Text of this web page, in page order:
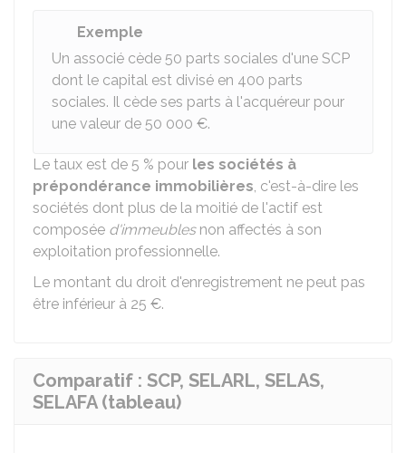
Exemple
Un associé cède 50 parts sociales d'une SCP
dont le capital est divisé en 400 parts
sociales. Il cède ses parts à l'acquéreur pour
une valeur de 50 000 €.
Le taux est de 5 % pour les sociétés à
prépondérance immobilières, c'est-à-dire les
sociétés dont plus de la moitié de l'actif est
composée d'immeublesnon affectés à son
exploitation professionnelle.
Le montant du droit d'enregistrement ne peut pas
être inférieur à 25 €.
Comparatif : SCP, SELARL, SELAS,
SELAFA (tableau)